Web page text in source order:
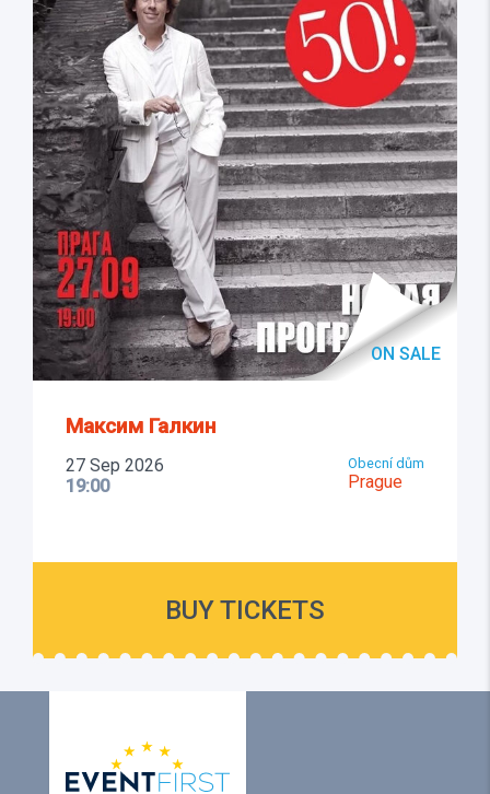
ON SALE
Максим Галкин
27 Sep 2026
19:00
Obecní dům
Prague
BUY TICKETS